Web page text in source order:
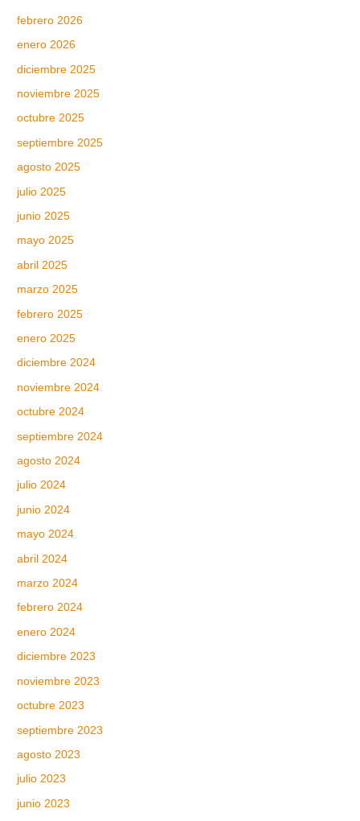
febrero 2026
enero 2026
diciembre 2025
noviembre 2025
octubre 2025
septiembre 2025
agosto 2025
julio 2025
junio 2025
mayo 2025
abril 2025
marzo 2025
febrero 2025
enero 2025
diciembre 2024
noviembre 2024
octubre 2024
septiembre 2024
agosto 2024
julio 2024
junio 2024
mayo 2024
abril 2024
marzo 2024
febrero 2024
enero 2024
diciembre 2023
noviembre 2023
octubre 2023
septiembre 2023
agosto 2023
julio 2023
junio 2023